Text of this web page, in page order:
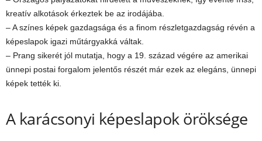
kreatív alkotások érkeztek be az irodájába.
– A színes képek gazdagsága és a finom részletgazdagság révén a
képeslapok igazi műtárgyakká váltak.
– Prang sikerét jól mutatja, hogy a 19. század végére az amerikai
ünnepi postai forgalom jelentős részét már ezek az elegáns, ünnepi
képek tették ki.
A karácsonyi képeslapok öröksége